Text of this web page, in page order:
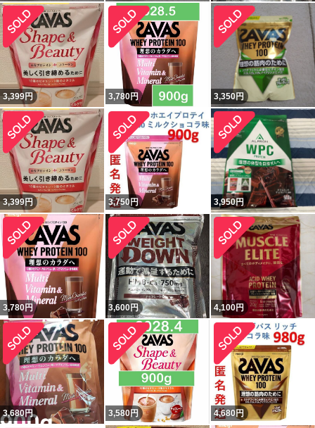
3,399円 3,780円 3,350円
3,399円 3,750円 3,950円
3,780円 3,600円 4,100円
3,680円 3,580円 4,680円